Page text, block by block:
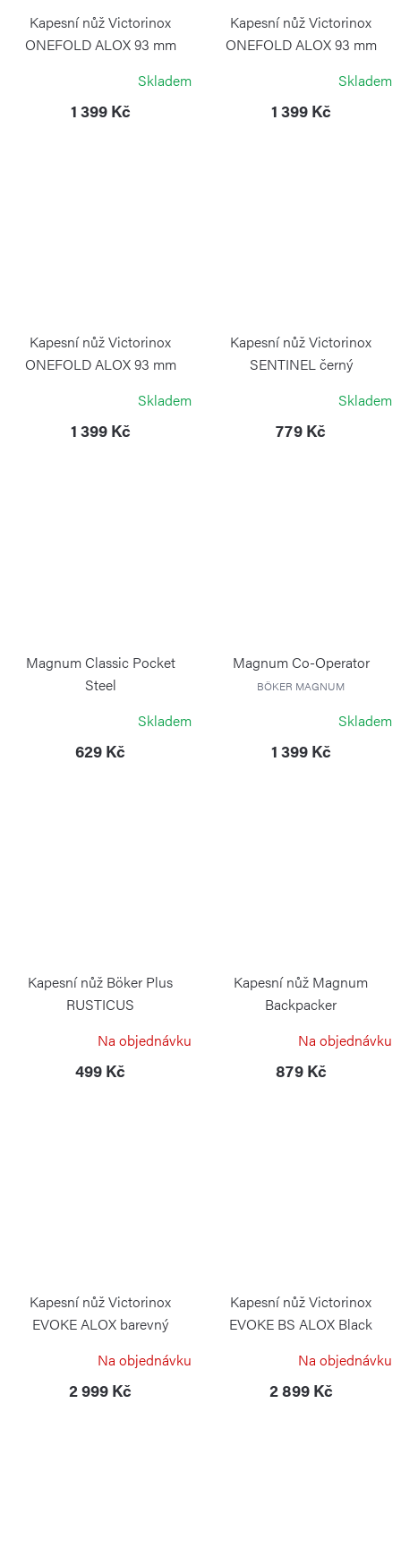
Kapesní nůž Victorinox
ONEFOLD ALOX 93 mm
Skladem
1 399 Kč
Kapesní nůž Victorinox
ONEFOLD ALOX 93 mm
Skladem
1 399 Kč
Kapesní nůž Victorinox
ONEFOLD ALOX 93 mm
Skladem
1 399 Kč
Kapesní nůž Victorinox
SENTINEL černý
Skladem
779 Kč
Magnum Classic Pocket
Steel
Skladem
629 Kč
Magnum Co-Operator
BÖKER MAGNUM
Skladem
1 399 Kč
Kapesní nůž Böker Plus
RUSTICUS
Na objednávku
499 Kč
Kapesní nůž Magnum
Backpacker
Na objednávku
879 Kč
Kapesní nůž Victorinox
EVOKE ALOX barevný
Na objednávku
2 999 Kč
Kapesní nůž Victorinox
EVOKE BS ALOX Black
Na objednávku
2 899 Kč